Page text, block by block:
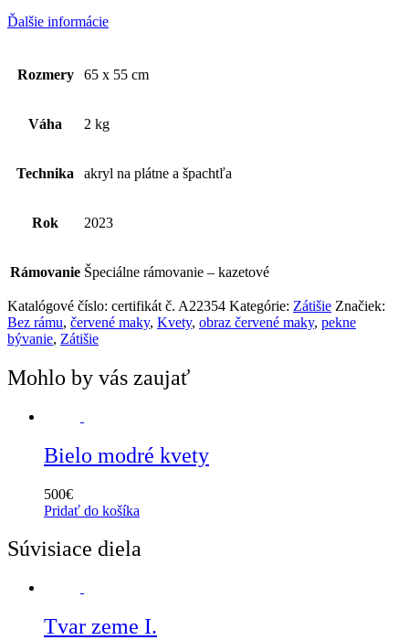
Ďalšie informácie
Rozmery 65 x 55 cm
Váha 2 kg
Technika akryl na plátne a špachtľa
Rok 2023
Rámovanie Špeciálne rámovanie – kazetové
Katalógové číslo: certifikát č. A22354 Kategórie: Zátišie Značiek:
Bez rámu, červené maky, Kvety, obraz červené maky, pekne
bývanie, Zátišie
Mohlo by vás zaujať
Bielo modré kvety
500€
Pridať do košíka
Súvisiace diela
Tvar zeme I.
spokojnosť
Aby naša
vašej návštevy
tieto súbory
niektoré
stránky zmiznú.
Marketing
Zdieľaním
záujmov a
našej stránky
na zobrazenie
prispôsobeného
obsahu a